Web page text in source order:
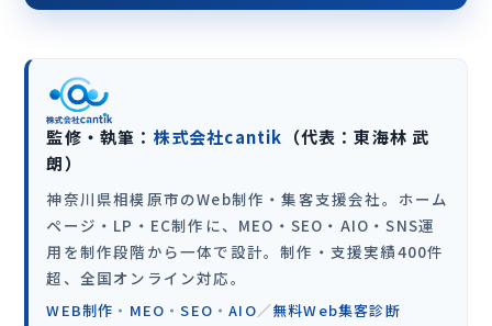
監修・執筆： 株式会社cantik （代表：東海林 武
朗）
神奈川県相模原市のWeb制作・集客支援会社。ホーム
ページ・LP・EC制作に、MEO・SEO・AIO・SNS運
用を制作段階から一体で設計。制作・支援実績400件
超、全国オンライン対応。
WEB制作 ・ MEO ・SEO ・AIO／無料Web集客診断